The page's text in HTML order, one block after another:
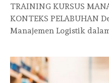
TRAINING KURSUS
KONTEKS PELABUHAN
Manajemen Logistik